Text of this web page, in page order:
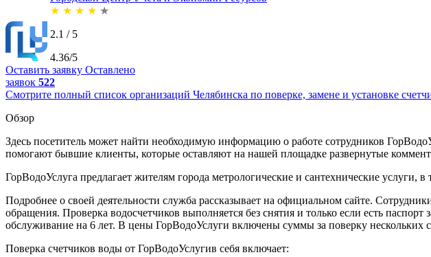
★ ★ ★ ★ ★
2.1 / 5
4.36/5
Оставить заявку Оставлено
заявок 522
Смотрите полный список организаций Челябинска по поверке, замене и установке
Обзор
Здесь посетитель может найти необходимую информацию о работе сотрудников
помогают бывшие клиенты, которые оставляют на нашей площадке развернутые
ГорВодоУслуга предлагает жителям города метрологические и сантехнические
Подробнее о своей деятельности служба рассказывает на официальном сайте.
обращения. Проверка водосчетчиков выполняется без снятия и только если есть
обслуживание на 6 лет. В цены ГорВодоУслуги включены суммы за поверку нескольких
Поверка счетчиков воды от ГорВодоУслугив себя включает: